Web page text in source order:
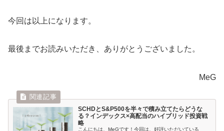
今回は以上になります。
最後までお読みいただき、ありがとうございました。
MeG
SCHDとS&P500を半々で積み立てたらどうな
る？インデックス×高配当のハイブリッド投資戦
略
こんにちは、MeGです！今回は、好評いただいている